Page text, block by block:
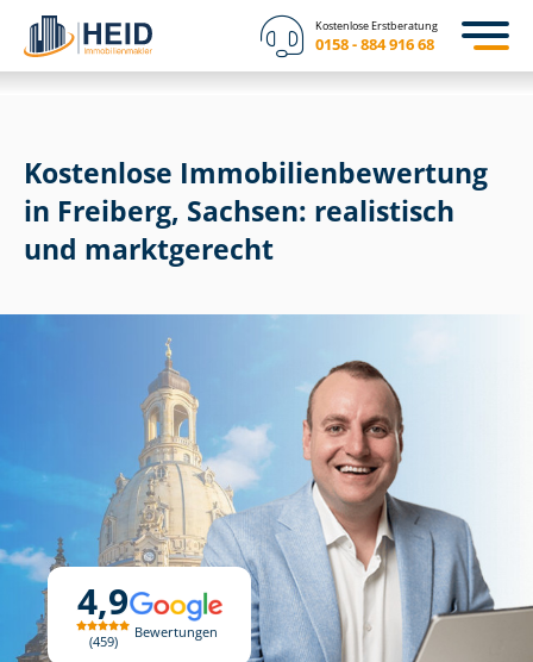
Kostenlose Erstberatung
0158 - 884 916 68
4,9
459
Bewertungen
Kostenlose Im­mo­bi­li­en­be­wer­tung
in Freiberg, Sachsen: realistisch
und marktgerecht